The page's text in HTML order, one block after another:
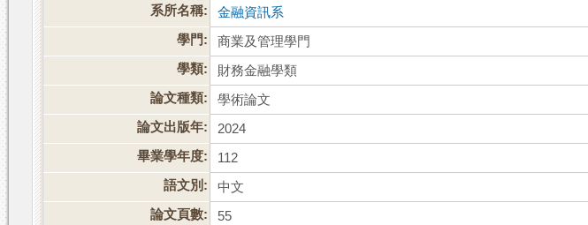
系所名稱:
金融資訊系
學門:
商業及管理學門
學類:
財務金融學類
論文種類:
學術論文
論文出版年:
2024
畢業學年度:
112
語文別:
中文
論文頁數:
55